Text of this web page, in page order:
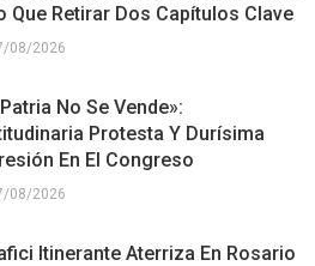
Que Retirar Dos Capítulos Clave
08/2026
No Se Vende»:
Protesta Y Durísima
En El Congreso
08/2026
Itinerante Aterriza En Rosario